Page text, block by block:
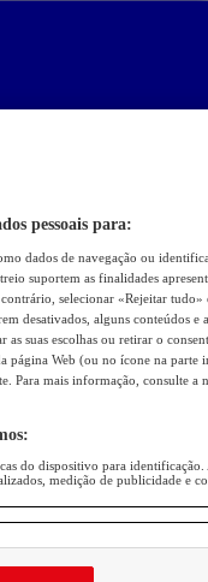
pessoais para:
dados de navegação ou
suportem as finalidades
contrário, selecionar «Rejeitar
desativados, alguns conteúdos e
as suas escolhas ou retirar o
página Web (ou no ícone na parte
Para mais informação, consulte a
do dispositivo para identificação.
medição de publicidade e